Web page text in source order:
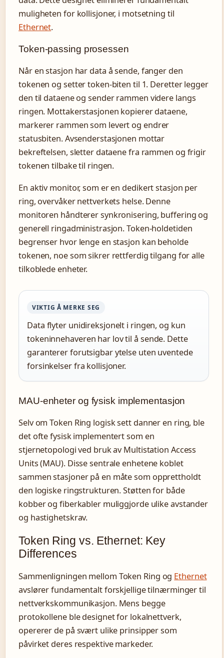
muligheten for kollisjoner, i motsetning til
Ethernet.
Token-passing prosessen
Når en stasjon har data å sende, fanger den
tokenen og setter token-biten til 1. Deretter legger
den til dataene og sender rammen videre langs
ringen. Mottakerstasjonen kopierer dataene,
markerer rammen som levert og endrer
statusbiten. Avsenderstasjonen mottar
bekreftelsen, sletter dataene fra rammen og frigir
tokenen tilbake til ringen.
En aktiv monitor, som er en dedikert stasjon per
ring, overvåker nettverkets helse. Denne
monitoren håndterer synkronisering, buffering og
generell ringadministrasjon. Token-holdetiden
begrenser hvor lenge en stasjon kan beholde
tokenen, noe som sikrer rettferdig tilgang for alle
tilkoblede enheter.
VIKTIG Å MERKE SEG
Data flyter unidireksjonelt i ringen, og kun
tokeninnehaveren har lov til å sende. Dette
garanterer forutsigbar ytelse uten uventede
forsinkelser fra kollisjoner.
MAU-enheter og fysisk implementasjon
Selv om Token Ring logisk sett danner en ring, ble
det ofte fysisk implementert som en
stjernetopologi ved bruk av Multistation Access
Units (MAU). Disse sentrale enhetene koblet
sammen stasjoner på en måte som opprettholdt
den logiske ringstrukturen. Støtten for både
kobber og fiberkabler muliggjorde ulike avstander
og hastighetskrav.
Token Ring vs. Ethernet: Key
Differences
Sammenligningen mellom Token Ring og Ethernet
avslører fundamentalt forskjellige tilnærminger til
nettverkskommunikasjon. Mens begge
protokollene ble designet for lokalnettverk,
opererer de på svært ulike prinsipper som
påvirket deres respektive markeder.